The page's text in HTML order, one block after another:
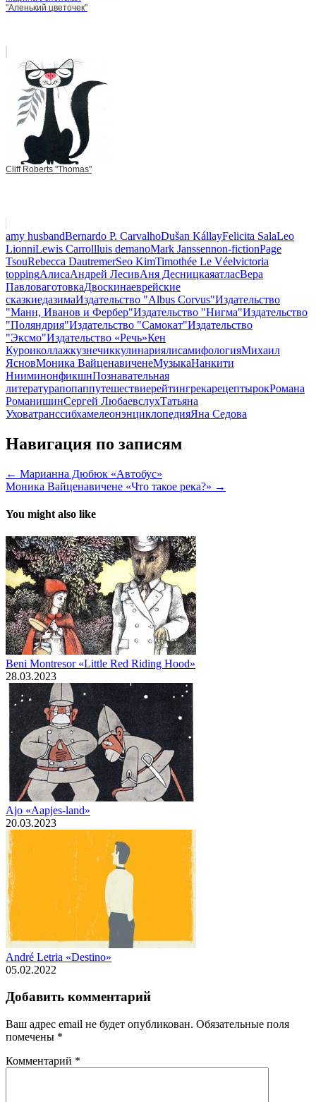
"Аленький цветочек"
Cliff Roberts "Thomas"
amy husbandBernardo P. CarvalhoDušan KállayFelicita SalaLeo
LionniLewis Carrollluis demanoMark Janssennon-fictionPage
TsouRebecca DautremerSeo KimTimothée Le Véelvictoria
toppingАлисаАндрей ЛесивАня ДесницкаяатласВера
ПавловаготовкаДвоскинаеврейские
сказкиедазимаИздательство "Albus Corvus"Издательство
"Манн, Иванов и Фербер"Издательство "Нигма"Издательство
"Поляндрия"Издательство "Самокат"Издательство
"Эксмо"Издательство «Речь»Кен
КуроиколлажкузнечиккулинариялисамифологияМихаил
ЯсновМоника ВайценавиченеМузыкаНанкити
НииминонфикшнПознавательная
литературапопаппутешествиерейтингрекарецептырокРомана
РоманишинСергей ЛюбаевслухТатьяна
УховатранссибхамелеонэнциклопедияЯна Седова
Навигация по записям
← Марианна Дюбюк «Автобус»
Моника Вайценавичене «Что такое река?» →
You might also like
Beni Montresor «Little Red Riding Hood»
28.03.2023
Ajo «Aapjes-land»
20.03.2023
André Letria «Destino»
05.02.2022
Добавить комментарий
Ваш адрес email не будет опубликован. Обязательные поля
помечены *
Комментарий *